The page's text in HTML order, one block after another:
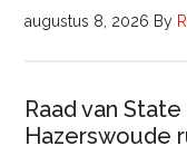
augustus 8, 2026 By
Raad van
Hazerswoude